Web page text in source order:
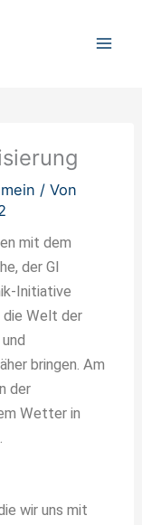
/ Von
mit dem
der GI
Initiative
die Welt der
bringen. Am
der
Wetter in
wir uns mit